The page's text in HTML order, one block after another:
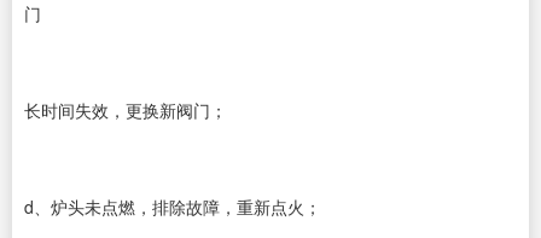
门
长时间失效，更换新阀门；
d、炉头未点燃，排除故障，重新点火；